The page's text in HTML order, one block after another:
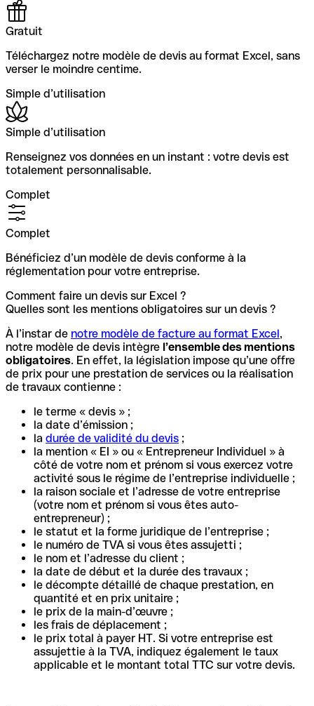
Gratuit
Téléchargez notre modèle de devis au format Excel, sans
verser le moindre centime.
Simple d’utilisation
Simple d’utilisation
Renseignez vos données en un instant : votre devis est
totalement personnalisable.
Complet
Complet
Bénéficiez d’un modèle de devis conforme à la
réglementation pour votre entreprise.
Comment faire un devis sur Excel ?
Quelles sont les mentions obligatoires sur un devis ?
À l’instar de notre modèle de facture au format Excel,
notre modèle de devis intègre l’ensemble des mentions
obligatoires. En effet, la législation impose qu’une offre
de prix pour une prestation de services ou la réalisation
de travaux contienne :
le terme « devis » ;
la date d’émission ;
la durée de validité du devis ;
la mention « EI » ou « Entrepreneur Individuel » à
côté de votre nom et prénom si vous exercez votre
activité sous le régime de l’entreprise individuelle ;
la raison sociale et l’adresse de votre entreprise
(votre nom et prénom si vous êtes auto-
entrepreneur) ;
le statut et la forme juridique de l’entreprise ;
le numéro de TVA si vous êtes assujetti ;
le nom et l’adresse du client ;
la date de début et la durée des travaux ;
le décompte détaillé de chaque prestation, en
quantité et en prix unitaire ;
le prix de la main-d’œuvre ;
les frais de déplacement ;
le prix total à payer HT. Si votre entreprise est
assujettie à la TVA, indiquez également le taux
applicable et le montant total TTC sur votre devis.